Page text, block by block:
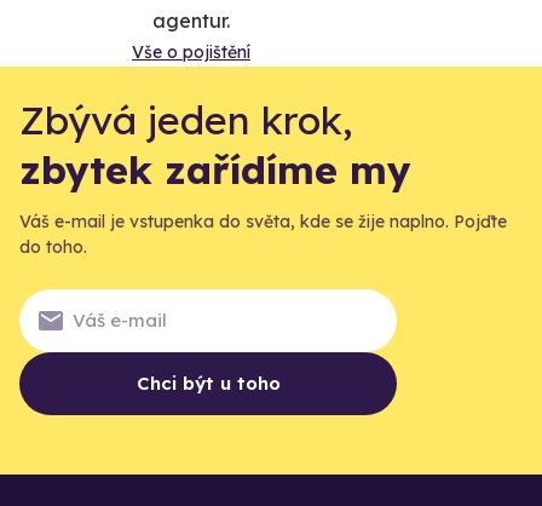
agentur.
Vše o pojištění
Zbývá jeden krok,
zbytek zařídíme my
Váš e-mail je vstupenka do světa, kde se žije naplno. Pojďte
do toho.
Chci být u toho